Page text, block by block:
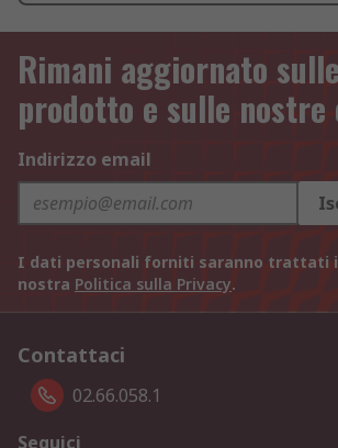
Rimani aggiornato
prodotto e sulle
Indirizzo email
I dati personali forniti saranno trattati
nostra Politica sulla Privacy.
Contattaci
02.66.058.1
Seguici